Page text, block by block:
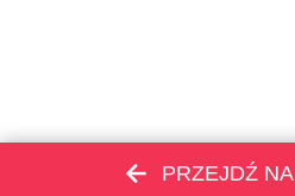
PRZEJDŹ NA